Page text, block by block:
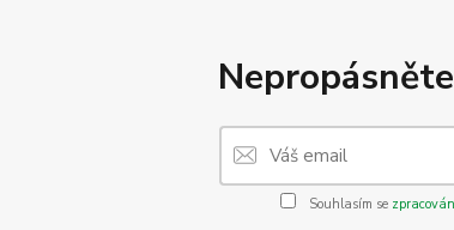
Souhlasím se